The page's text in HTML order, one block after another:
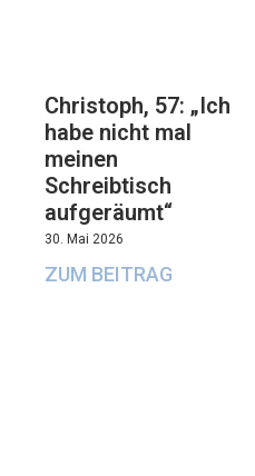
Christoph, 57: „Ich
habe nicht mal
meinen
Schreibtisch
aufgeräumt“
30. Mai 2026
ZUM BEITRAG